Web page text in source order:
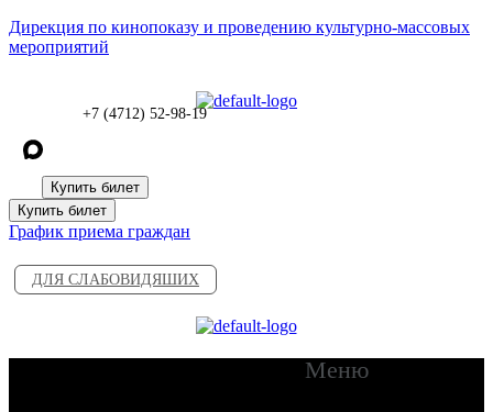
Дирекция по кинопоказу и проведению культурно-массовых
мероприятий
+7 (4712) 52-98-19
Купить билет
Купить билет
График приема граждан
ДЛЯ СЛАБОВИДЯШИХ
Меню